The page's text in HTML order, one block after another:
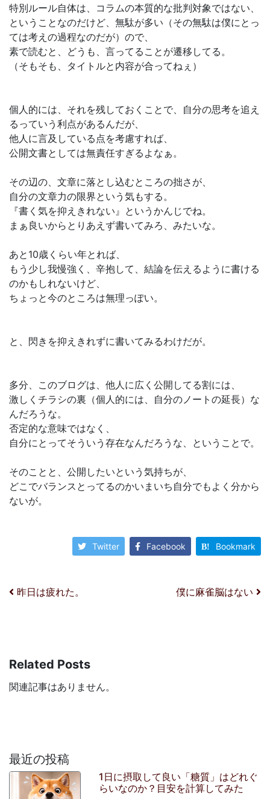
特別ルール自体は、コラムの本質的な批判対象ではない、
ということなのだけど、無駄が多い（その無駄は僕にとっ
ては考えの過程なのだが）ので、
素で読むと、どうも、言ってることが遷移してる。
（そもそも、タイトルと内容が合ってねぇ）
個人的には、それを残しておくことで、自分の思考を追え
るっていう利点があるんだが、
他人に言及している点を考慮すれば、
公開文書としては無責任すぎるよなぁ。
その辺の、文章に落とし込むところの拙さが、
自分の文章力の限界という気もする。
『書く気を抑えきれない』というかんじでね。
まぁ良いからとりあえず書いてみろ、みたいな。
あと10歳くらい年とれば、
もう少し我慢強く、辛抱して、結論を伝えるように書ける
のかもしれないけど、
ちょっと今のところは無理っぽい。
と、閃きを抑えきれずに書いてみるわけだが。
多分、このブログは、他人に広く公開してる割には、
激しくチラシの裏（個人的には、自分のノートの延長）な
んだろうな。
否定的な意味ではなく、
自分にとってそういう存在なんだろうな、ということで。
そのことと、公開したいという気持ちが、
どこでバランスとってるのかいまいち自分でもよく分から
ないが。
Twitter Facebook Bookmark
投稿ナビゲーション
昨日は疲れた。 僕に麻雀脳はない
Related Posts
関連記事はありません。
最近の投稿
1日に摂取して良い「糖質」はどれぐ
らいなのか？目安を計算してみた